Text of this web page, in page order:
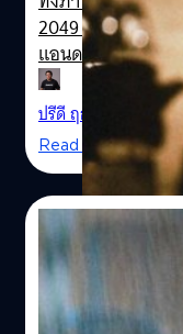
ทะเบียนเป็นมรดก
Historic Places ใ
2049 (2017) ต่าง
แอนดรอยด์เสมือน
นัก
ปรีดี ฤกษ์วลีกุล |
Read More
03/10/2017
[งัดตู้]ย้อนอดีต
ก่อนชมภาคต่อ